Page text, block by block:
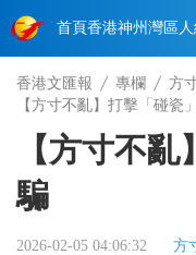
首頁香港神州 灣區人
香港文匯報 專欄
方
【方寸不亂】打擊「碰瓷
【方寸不
騙
2026-02-05 04:06:32 方